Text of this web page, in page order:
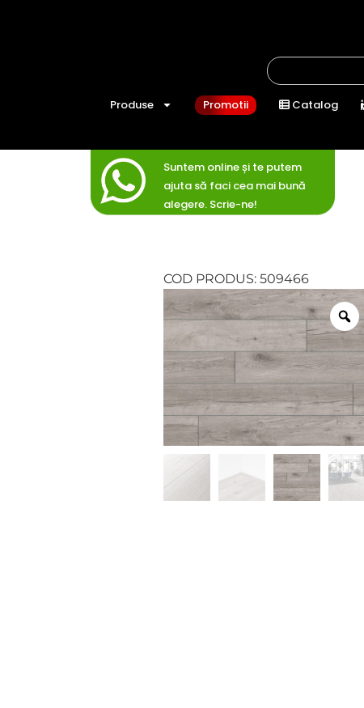
Produse Promotii Catalog
Suntem online și te putem
ajuta să faci cea mai bună
alegere. Scrie-ne!
COD PRODUS: 509466